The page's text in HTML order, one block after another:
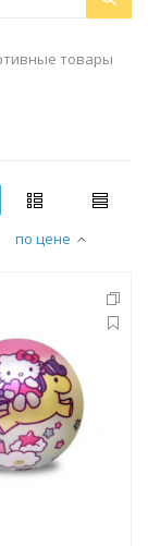
товары
по цене